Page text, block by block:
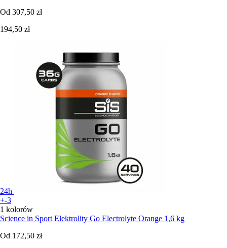
Od 307,50 zł
194,50 zł
24h
+-3
1 kolorów
Science in Sport Elektrolity Go Electrolyte Orange 1,6 kg
Od 172,50 zł